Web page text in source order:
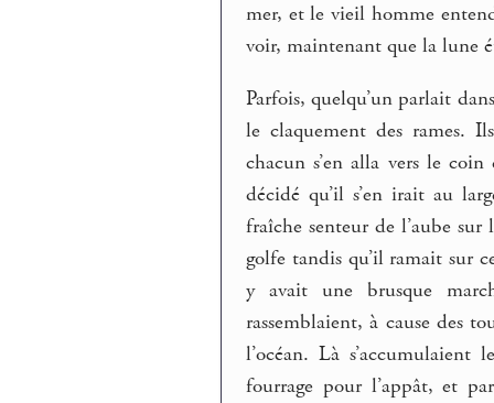
mer, et le vieil homme
voir, maintenant que la lune
Parfois, quelqu’un parlait
le claquement des rames.
chacun s’en alla vers le
décidé qu’il s’en irait au
fraîche senteur de l’aube
golfe tandis qu’il ramait sur
y avait une brusque
rassemblaient, à cause des
l’océan. Là s’accumulaient
fourrage pour l’appât, et